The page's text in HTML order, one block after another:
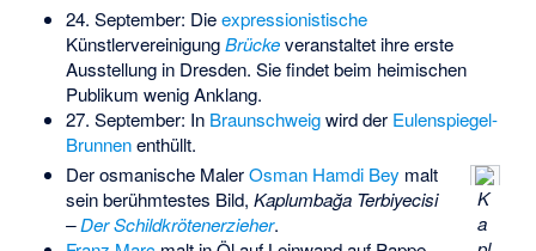
24. September: Dieexpressionistische
KünstlervereinigungBrückeveranstaltet ihre erste
Ausstellung in Dresden. Sie findet beim heimischen
Publikum wenig Anklang.
27. September: In Braunschweigwird der Eulenspiegel-
Brunnenenthüllt.
K
a
Der osmanische MalerOsman Hamdi Bey malt
sein berühmtestes Bild, Kaplumbağa Terbiyecisi
–Der Schildkrötenerzieher.